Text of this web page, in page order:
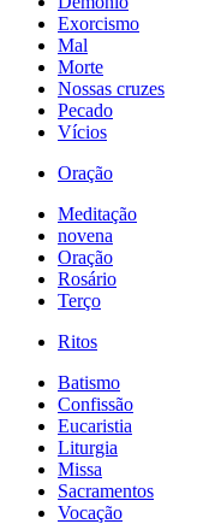
Exorcismo
Mal
Morte
Nossas cruzes
Pecado
Vícios
Oração
Meditação
novena
Oração
Rosário
Terço
Ritos
Batismo
Confissão
Eucaristia
Liturgia
Missa
Sacramentos
Vocação